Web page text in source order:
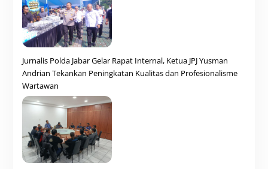
Jurnalis Polda Jabar Gelar Rapat Internal, Ketua JPJ Yusman
Andrian Tekankan Peningkatan Kualitas dan Profesionalisme
Wartawan